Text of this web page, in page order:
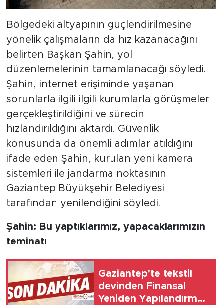
Bölgedeki altyapının güçlendirilmesine
yönelik çalışmaların da hız kazanacağını
belirten Başkan Şahin, yol
düzenlemelerinin tamamlanacağı söyledi.
Şahin, internet erişiminde yaşanan
sorunlarla ilgili ilgili kurumlarla görüşmeler
gerçekleştirildiğini ve sürecin
hızlandırıldığını aktardı. Güvenlik
konusunda da önemli adımlar atıldığını
ifade eden Şahin, kurulan yeni kamera
sistemleri ile jandarma noktasının
Gaziantep Büyükşehir Belediyesi
tarafından yenilendiğini söyledi.
Şahin: Bu yaptıklarımız, yapacaklarımızın
teminatı
Gaziantep'te tekstil
devinden Finansal
Yeniden Yapılandırma